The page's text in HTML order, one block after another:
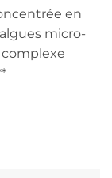
en
micro-